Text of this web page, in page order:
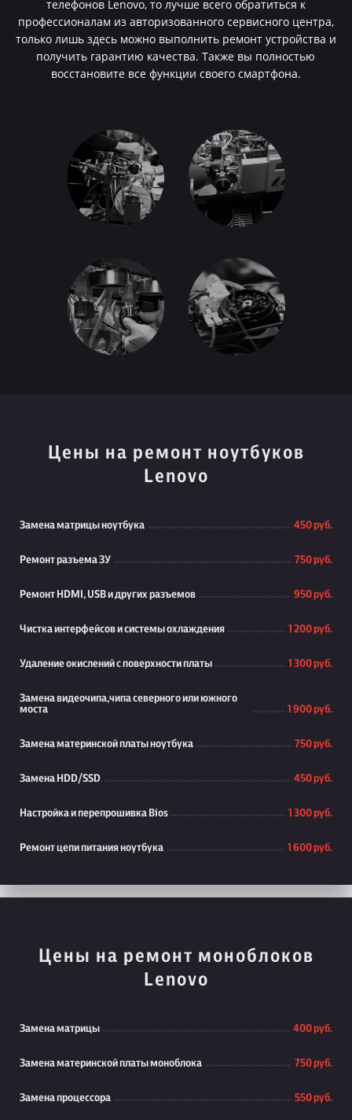
телефонов Lenovo, то лучше всего обратиться к
профессионалам из авторизованного сервисного центра,
только лишь здесь можно выполнить ремонт устройства и
получить гарантию качества. Также вы полностью
восстановите все функции своего смартфона.
Цены на ремонт ноутбуков
Lenovo
Замена матрицы ноутбука 450 руб.
Ремонт разъема ЗУ 750 руб.
Ремонт HDMI, USB и других разъемов 950 руб.
Чистка интерфейсов и системы охлаждения 1 200 руб.
Удаление окислений с поверхности платы 1 300 руб.
Замена видеочипа,чипа северного или южного
моста
1 900 руб.
Замена материнской платы ноутбука 750 руб.
Замена HDD/SSD 450 руб.
Настройка и перепрошивка Bios 1 300 руб.
Ремонт цепи питания ноутбука 1 600 руб.
Цены на ремонт моноблоков
Lenovo
Замена матрицы 400 руб.
Замена материнской платы моноблока 750 руб.
Замена процессора 550 руб.